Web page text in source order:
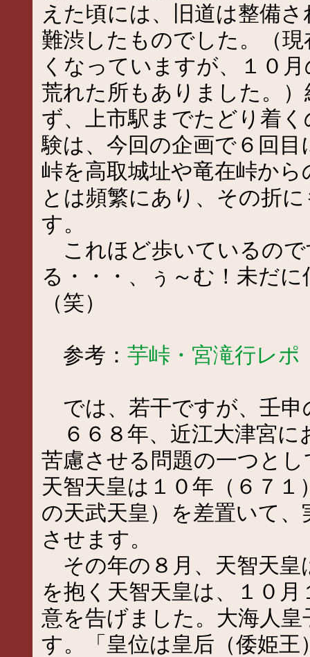
えた頃には、旧道は整備
難渋したものでした。（
くなっていますが、１０
荒れた所もありました。
ず、上市駅までたどり着
験は、今回の企画で６回
峠を高取城址や竜在峠か
とは頻繁にあり、その折
す。
これほど歩いているの
る・・・、ぅ～む！未だ
（笑）
参考： 芋峠・宮滝行レポ
では、若干ですが、壬申
６６８年、近江大津宮に
苦慮させる問題の一つと
天智天皇は１０年（６７
の天武天皇）を差置いて
させます。
その年の８月、天智天皇
を抱く天智天皇は、１０
意を告げました。大海人
す。「皇位は皇后（倭姫